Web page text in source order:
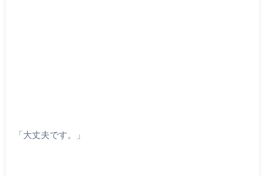
「大丈夫です。」